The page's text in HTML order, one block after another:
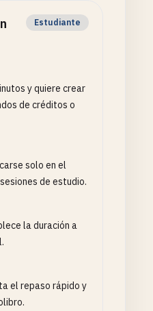
Estudiante
y quiere crear
de créditos o
solo en el
de estudio.
la duración a
el repaso rápido y